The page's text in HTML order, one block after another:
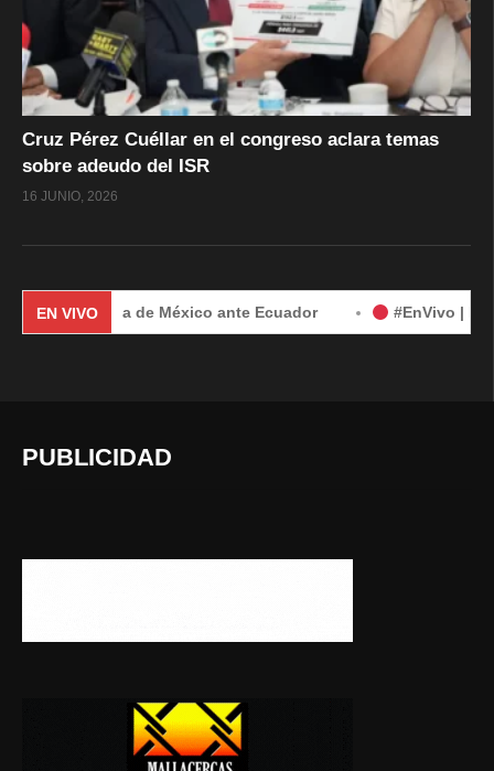
Cruz Pérez Cuéllar en el congreso aclara temas
sobre adeudo del ISR
16 JUNIO, 2026
EN VIVO
de México ante Ecuador #EnVivo | Demanda de
PUBLICIDAD